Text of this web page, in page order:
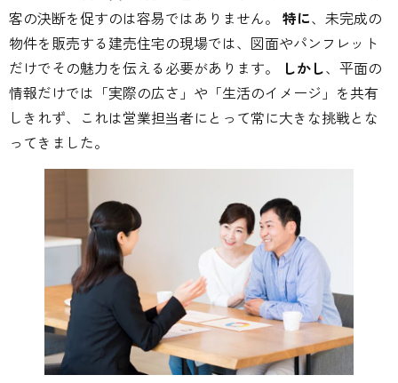
客の決断を促すのは容易ではありません。 特に、未完成の
物件を販売する建売住宅の現場では、図面やパンフレット
だけでその魅力を伝える必要があります。
しかし、平面の
情報だけでは「実際の広さ」や「生活のイメージ」を共有
しきれず、これは営業担当者にとって常に大きな挑戦とな
ってきました。